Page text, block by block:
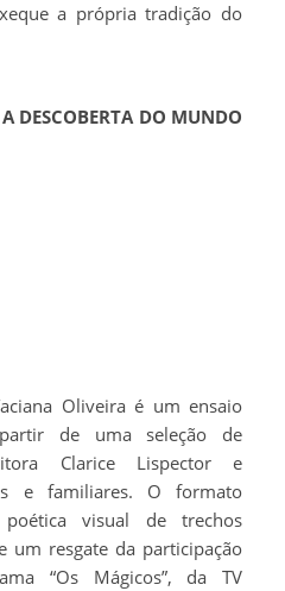
a própria tradição do
DESCOBERTA DO MUNDO
Oliveira é um ensaio
de uma seleção de
Clarice Lispector e
e familiares. O formato
visual de trechos
um resgate da participação
“Os Mágicos”, da TV